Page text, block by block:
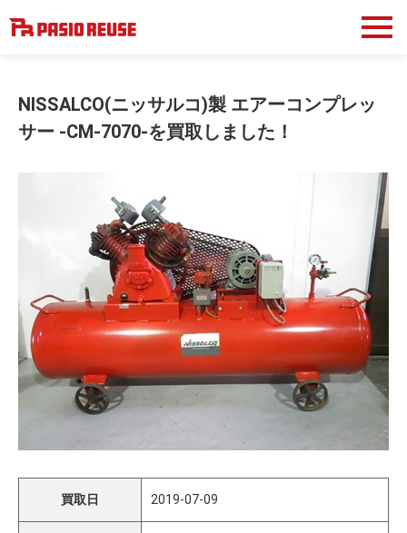
NISSALCO(ニッサルコ)製 エアーコンプレッ
サー -CM-7070-を買取しました！
買取日 2019-07-09